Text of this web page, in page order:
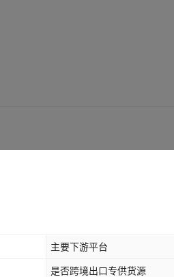
主要下游平台
是否跨境出口专供货源